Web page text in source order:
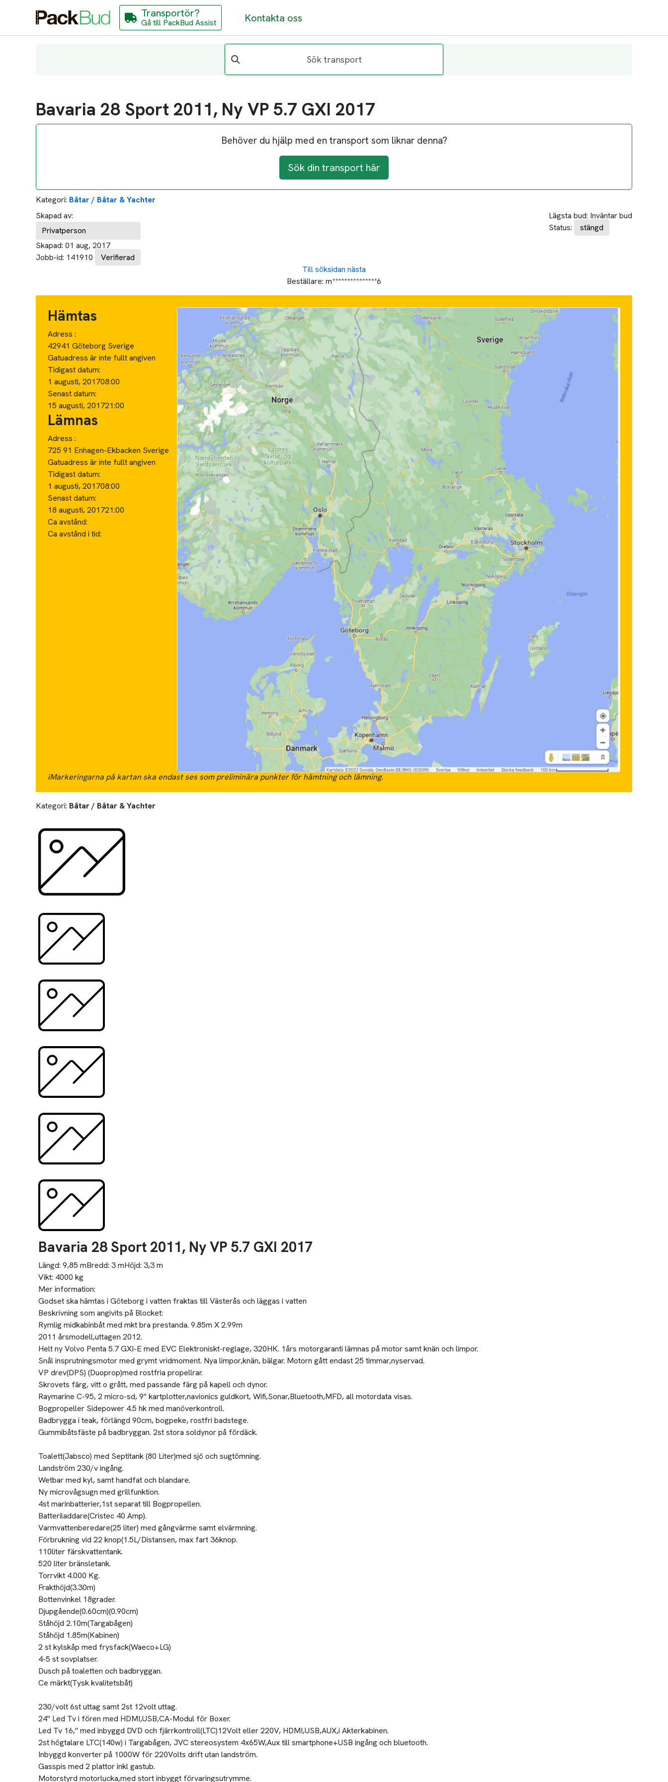
Transportör?
Gå till PackBud Assist Kontakta oss
Sök transport
Bavaria 28 Sport 2011, Ny VP 5.7 GXI 2017
Behöver du hjälp med en transport som liknar denna?
Sök din transport här
Kategori: Båtar / Båtar & Yachter
Skapad av:
Privatperson
Skapad: 01 aug, 2017
Jobb-id: 141910 Verifierad
Lägsta bud: Inväntar bud
Status:
stängd
Till söksidan nästa
Beställare: m***************6
Hämtas
Adress :
42941 Göteborg Sverige
Gatuadress är inte fullt angiven
Tidigast datum:
1 augusti, 201708:00
Senast datum:
15 augusti, 201721:00
Lämnas
Adress :
725 91 Enhagen-Ekbacken Sverige
Gatuadress är inte fullt angiven
Tidigast datum:
1 augusti, 201708:00
Senast datum:
18 augusti, 201721:00
Ca avstånd:
Ca avstånd i tid:
iMarkeringarna på kartan ska endast ses som preliminära punkter för hämtning och lämning.
Kategori: Båtar / Båtar & Yachter
Bavaria 28 Sport 2011, Ny VP 5.7 GXI 2017
Längd: 9,85 mBredd: 3 mHöjd: 3,3 m
Vikt: 4000 kg
Mer information:
Godset ska hämtas i Göteborg i vatten fraktas till Västerås och läggas i vatten
Beskrivning som angivits på Blocket:
Rymlig midkabinbåt med mkt bra prestanda. 9.85m X 2.99m
2011 årsmodell,uttagen 2012.
Helt ny Volvo Penta 5.7 GXI-E med EVC Elektroniskt-reglage, 320HK. 1års motorgaranti lämnas på motor samt knän och limpor.
Snål insprutningsmotor med grymt vridmoment. Nya limpor,knän, bälgar. Motorn gått endast 25 timmar,nyservad.
VP drev(DPS) (Duoprop)med rostfria propellrar.
Skrovets färg, vitt o grått, med passande färg på kapell och dynor.
Raymarine C-95, 2 micro-sd, 9" kartplotter,navionics guldkort, Wifi,Sonar,Bluetooth,MFD, all motordata visas.
Bogpropeller Sidepower 4.5 hk med manöverkontroll.
Badbrygga i teak, förlängd 90cm, bogpeke, rostfri badstege.
Gummibåtsfäste på badbryggan. 2st stora soldynor på fördäck.
Toalett(Jabsco) med Septitank (80 Liter)med sjö och sugtömning.
Landström 230/v ingång.
Wetbar med kyl, samt handfat och blandare.
Ny microvågsugn med grillfunktion.
4st marinbatterier,1st separat till Bogpropellen.
Batteriladdare(Cristec 40 Amp).
Varmvattenberedare(25 liter) med gångvärme samt elvärmning.
Förbrukning vid 22 knop(1.5L/Distansen, max fart 36knop.
110liter färskvattentank.
520 liter bränsletank.
Torrvikt 4.000 Kg.
Frakthöjd(3.30m)
Bottenvinkel 18grader.
Djupgående(0.60cm)(0.90cm)
Ståhöjd 2.10m(Targabågen)
Ståhöjd 1.85m(Kabinen)
2 st kylskåp med frysfack(Waeco+LG)
4-5 st sovplatser.
Dusch på toaletten och badbryggan.
Ce märkt(Tysk kvalitetsbåt)
230/volt 6st uttag samt 2st 12volt uttag.
24" Led Tv i fören med HDMI,USB,CA-Modul för Boxer.
Led Tv 16," med inbyggd DVD och fjärrkontroll(LTC)12Volt eller 220V, HDMI,USB,AUX,i Akterkabinen.
2st högtalare LTC(140w) i Targabågen, JVC stereosystem 4x65W,Aux till smartphone+USB ingång och bluetooth.
Inbyggd konverter på 1000W för 220Volts drift utan landström.
Gasspis med 2 plattor inkl gastub.
Motorstyrd motorlucka,med stort inbyggt förvaringsutrymme.